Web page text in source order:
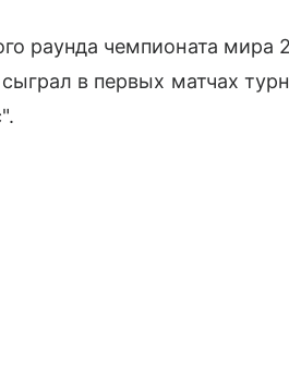
раунда чемпионата мира
в первых матчах